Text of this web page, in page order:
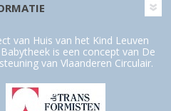
van Huis van het Kind Leuven
is een concept van De
van Vlaanderen Circulair.